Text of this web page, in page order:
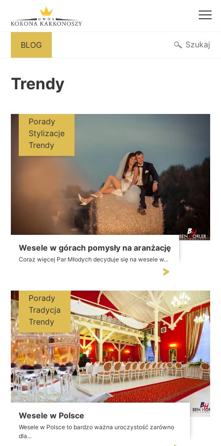
treści
BLOG
Trendy
Wesele w górach pomysły na aranżację
Coraz więcej Par Młodych decyduje się na wesele w...
Porady
Stylizacje
Trendy
Wesele w Polsce
Wesele w Polsce to bardzo ważna uroczystość zarówno
dla...
Porady
Tradycja
Trendy